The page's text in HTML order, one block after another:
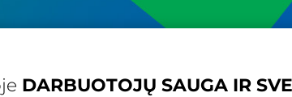
DARBUOTOJŲ SAUGA IR